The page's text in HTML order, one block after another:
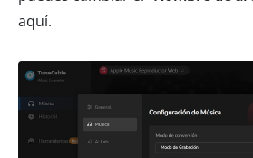
aquí.